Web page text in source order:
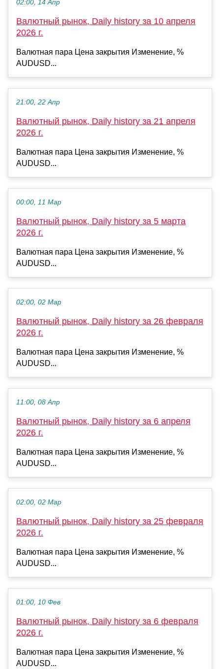
02:00, 14 Апр
Валютный рынок, Daily history за 10 апреля
2026 г.
Валютная пара Цена закрытия Изменение, %
AUDUSD...
21:00, 22 Апр
Валютный рынок, Daily history за 21 апреля
2026 г.
Валютная пара Цена закрытия Изменение, %
AUDUSD...
00:00, 11 Мар
Валютный рынок, Daily history за 5 марта
2026 г.
Валютная пара Цена закрытия Изменение, %
AUDUSD...
02:00, 02 Мар
Валютный рынок, Daily history за 26 февраля
2026 г.
Валютная пара Цена закрытия Изменение, %
AUDUSD...
11:00, 08 Апр
Валютный рынок, Daily history за 6 апреля
2026 г.
Валютная пара Цена закрытия Изменение, %
AUDUSD...
02:00, 02 Мар
Валютный рынок, Daily history за 25 февраля
2026 г.
Валютная пара Цена закрытия Изменение, %
AUDUSD...
01:00, 10 Фев
Валютный рынок, Daily history за 6 февраля
2026 г.
Валютная пара Цена закрытия Изменение, %
AUDUSD...